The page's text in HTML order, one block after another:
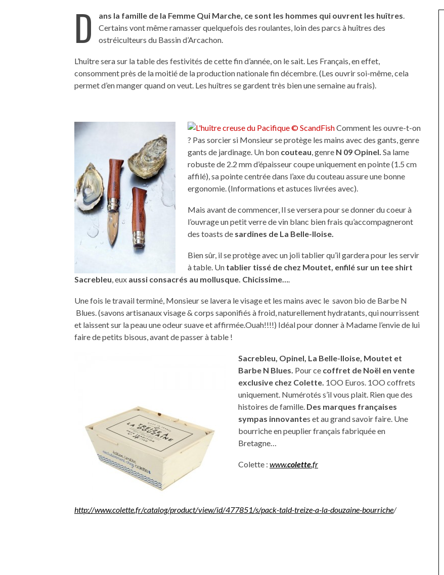
D ans la famille de la Femme Qui Marche, ce sont les hommes qui ouvrent les huîtres.
Certains vont même ramasser quelquefois des roulantes, loin des parcs à huîtres des
ostréiculteurs du Bassin d’Arcachon.
L’huître sera sur la table des festivités de cette fin d’année, on le sait. Les Français, en effet,
consomment près de la moitié de la production nationale fin décembre. (Les ouvrir soi-même, cela
permet d’en manger quand on veut. Les huîtres se gardent très bien une semaine au frais).
Comment les ouvre-t-on
? Pas sorcier si Monsieur se protège les mains avec des gants, genre
gants de jardinage. Un bon couteau, genre N 09 Opinel. Sa lame
robuste de 2.2 mm d’épaisseur coupe uniquement en pointe (1.5 cm
affilé), sa pointe centrée dans l’axe du couteau assure une bonne
ergonomie. (Informations et astuces livrées avec).
Mais avant de commencer, Il se versera pour se donner du coeur à
l’ouvrage un petit verre de vin blanc bien frais qu’accompagneront
des toasts de sardines de La Belle-Iloise.
Bien sûr, il se protège avec un joli tablier qu’il gardera pour les servir
à table. Un tablier tissé de chez Moutet, enfilé sur un tee shirt
Sacrebleu, eux aussi consacrés au mollusque. Chicissime….
Une fois le travail terminé, Monsieur se lavera le visage et les mains avec le savon bio de Barbe N
Blues. (savons artisanaux visage & corps saponifiés à froid, naturellement hydratants, qui nourrissent
et laissent sur la peau une odeur suave et affirmée.Ouah!!!!) Idéal pour donner à Madame l’envie de lui
faire de petits bisous, avant de passer à table !
Sacrebleu, Opinel, La Belle-Iloise, Moutet et
Barbe N Blues. Pour ce coffret de Noël en vente
exclusive chez Colette. 1OO Euros. 1OO coffrets
uniquement. Numérotés s’il vous plait. Rien que des
histoires de famille. Des marques françaises
sympas innovantes et au grand savoir faire. Une
bourriche en peuplier français fabriquée en
Bretagne…
Colette : www.colette.fr
http://www.colette.fr/catalog/product/view/id/477851/s/pack-tald-treize-a-la-douzaine-bourriche/
UNE MOUETTE SUR LA TÊTE
DE LA VIERGE À BIARRITZ.